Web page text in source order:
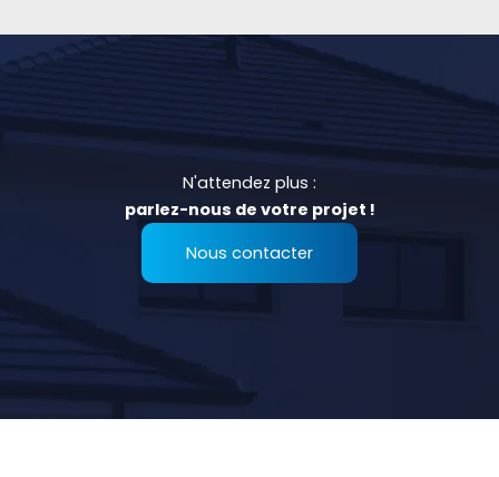
N'attendez plus :
parlez-nous de votre projet !
Nous contacter